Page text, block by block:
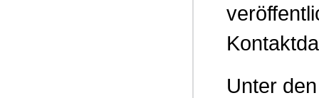
Unter